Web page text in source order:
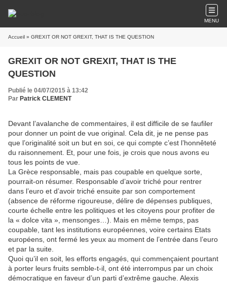
MENU
Accueil » GREXIT OR NOT GREXIT, THAT IS THE QUESTION
GREXIT OR NOT GREXIT, THAT IS THE
QUESTION
Publié le 04/07/2015 à 13:42
Par Patrick CLEMENT
Devant l’avalanche de commentaires, il est difficile de se faufiler
pour donner un point de vue original. Cela dit, je ne pense pas
que l’originalité soit un but en soi, ce qui compte c’est l’honnêteté
du raisonnement. Et, pour une fois, je crois que nous avons eu
tous les points de vue.
La Grèce responsable, mais pas coupable en quelque sorte,
pourrait-on résumer. Responsable d’avoir triché pour rentrer
dans l’euro et d’avoir triché ensuite par son comportement
(absence de réforme rigoureuse, délire de dépenses publiques,
courte échelle entre les politiques et les citoyens pour profiter de
la « dolce vita », mensonges…). Mais en même temps, pas
coupable, tant les institutions européennes, voire certains Etats
européens, ont fermé les yeux au moment de l’entrée dans l’euro
et par la suite.
Quoi qu’il en soit, les efforts engagés, qui commençaient pourtant
à porter leurs fruits semble-t-il, ont été interrompus par un choix
démocratique en faveur d’un parti d’extrême gauche. Alexis